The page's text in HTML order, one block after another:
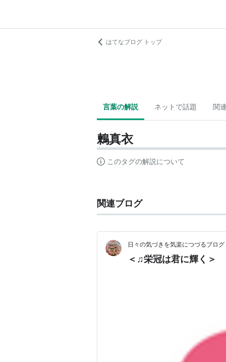
はてなブログ トップ
言葉の解説 ネットで話題 関
鶫真衣
このタグの解説について
関連ブログ
日々の気づきを気楽につづるブログ
＜♫栄冠は君に輝く＞